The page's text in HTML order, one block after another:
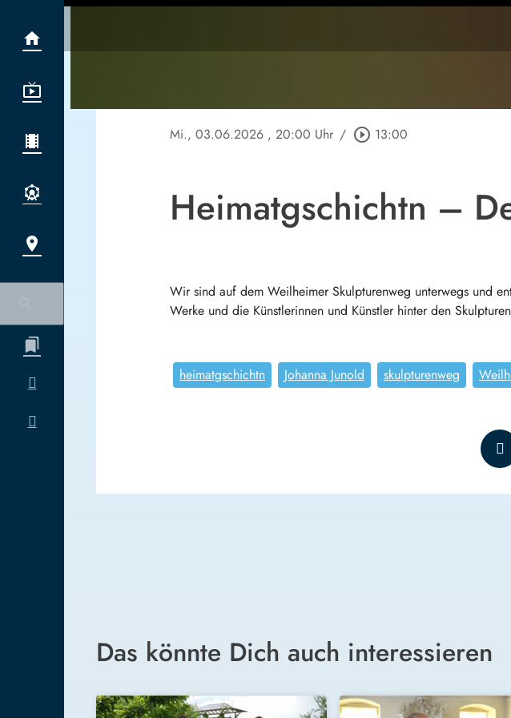
Mi., 03.06.2026 , 20:00 Uhr / play_circle_outline 13:00
Heimatgschichtn –
Wir sind auf dem Weilheimer Skulpturenweg unterwegs und
Werke und die Künstlerinnen und Künstler hinter den
heimatgschichtn Johanna Junold skulpturenweg
Das könnte Dich auch interessieren